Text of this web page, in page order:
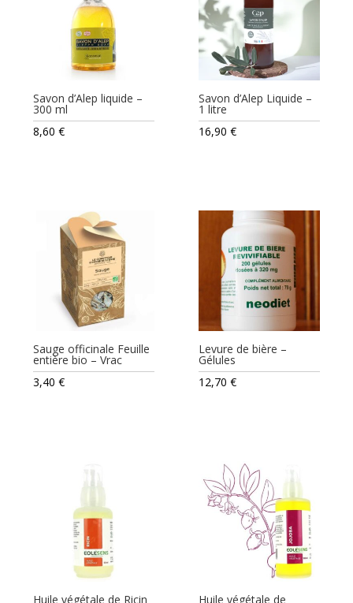
Savon d’Alep liquide –
300 ml
8,60€
Savon d’Alep Liquide –
1 litre
16,90€
Sauge officinale Feuille
entière bio – Vrac
3,40€
Levure de bière –
Gélules
12,70€
Huile végétale de Ricin Huile végétale de